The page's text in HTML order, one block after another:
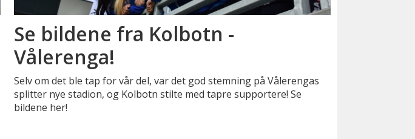
Se bildene fra Kolbotn -
Vålerenga!
Selv om det ble tap for vår del, var det god stemning på Vålerengas
splitter nye stadion, og Kolbotn stilte med tapre supportere! Se
bildene her!